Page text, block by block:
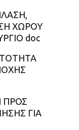
ΧΩΡΟΥ
doc
ΠΡΟΣ
ΓΙΑ